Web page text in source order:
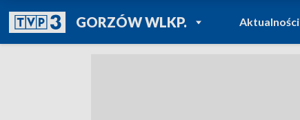
GORZÓW WLKP.POWRÓT DO
TVP REGIONY
Aktualności